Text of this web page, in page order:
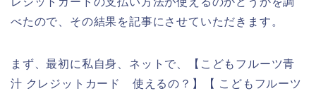
べたので、その結果を記事にさせていただきます。
まず、最初に私自身、ネットで、【こどもフルーツ青
汁 クレジットカード 使えるの？】【 こどもフルーツ